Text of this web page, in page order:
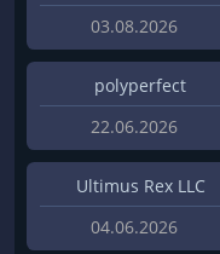
03.08.2026
polyperfect
22.06.2026
Ultimus Rex LLC
04.06.2026